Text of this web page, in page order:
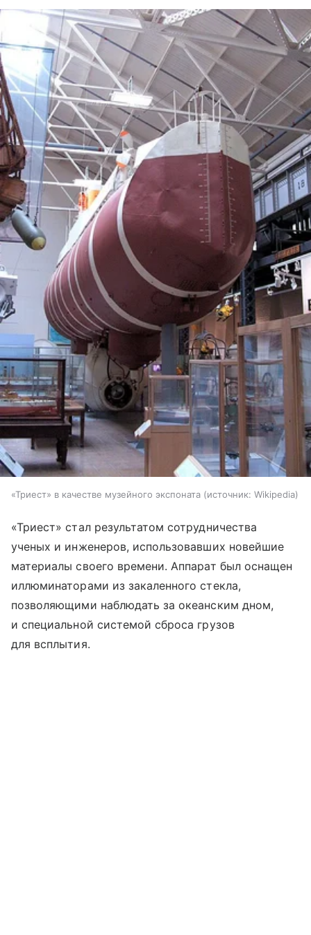
«Триест» в качестве музейного экспоната источник: Wikipedia
«Триест» стал результатом сотрудничества
ученых и инженеров, использовавших новейшие
материалы своего времени. Аппарат был оснащен
иллюминаторами из закаленного стекла,
позволяющими наблюдать за океанским дном,
и специальной системой сброса грузов
для всплытия.